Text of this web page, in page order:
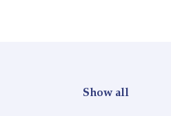
Show all